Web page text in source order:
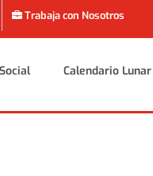
Trabaja con Nosotros
Calendario Lunar
Calendario Lunar